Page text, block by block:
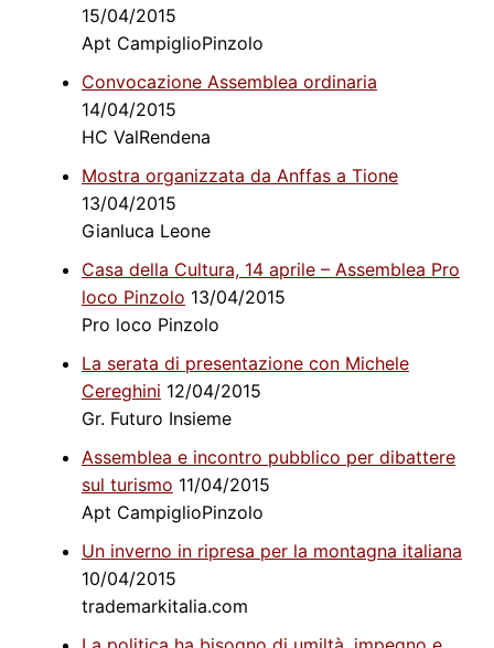
15/04/2015
Apt CampiglioPinzolo
Convocazione Assemblea ordinaria
14/04/2015
HC ValRendena
Mostra organizzata da Anffas a Tione
13/04/2015
Gianluca Leone
Casa della Cultura, 14 aprile – Assemblea Pro
loco Pinzolo 13/04/2015
Pro loco Pinzolo
La serata di presentazione con Michele
Cereghini 12/04/2015
Gr. Futuro Insieme
Assemblea e incontro pubblico per dibattere
sul turismo 11/04/2015
Apt CampiglioPinzolo
Un inverno in ripresa per la montagna italiana
10/04/2015
trademarkitalia.com